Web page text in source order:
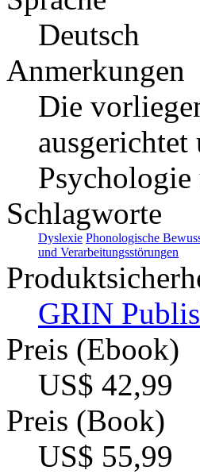
Deutsch
Anmerkungen
Die
Schlagworte
Dyslexie Phonologische
und Verarbeitungsstörungen
GRIN
Preis (Ebook)
US$ 42,99
Preis (Book)
US$ 55,99